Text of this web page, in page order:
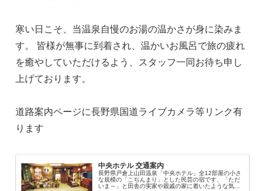
寒い日こそ、当温泉自慢のお湯の温かさが身に染みま
す。 皆様が無事に到着され、温かいお風呂で旅の疲れ
を癒やしていただけるよう、スタッフ一同お待ち申し
上げております。
道路案内ページに長野県国道ライブカメラ等リンク有
ります
中央ホテル 交通案内
長野県戸倉上山田温泉「中央ホテル」全12部屋の小さ
な規模の「こぢんまり」とした民芸の宿です、「ただ
いま～」と田舎の実家や親戚の家に着いたような気楽